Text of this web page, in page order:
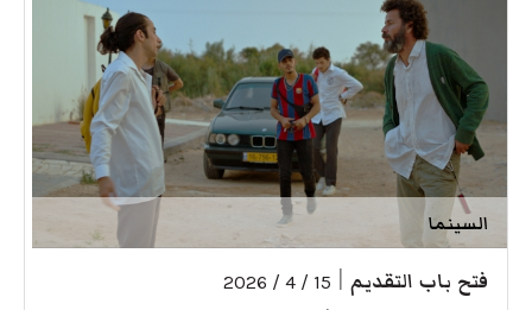
السينما
فتح باب التقديم 15 / 4 / 2026